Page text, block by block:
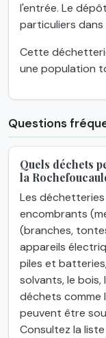
l'entrée. Le
particuliers
Cette
une population
Questions
Quels déchets
la
Les
encombrants
(branches,
appareils
piles et
solvants, le
déchets comme
peuvent être
Consultez la